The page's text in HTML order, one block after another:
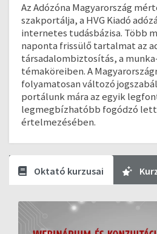
Az Adózóna Magyarország
szakportálja, a HVG Kiadó
internetes tudásbázisa. Több
naponta frissülő tartalmat az
társadalombiztosítás, a
témaköreiben. A
folyamatosan változó
portálunk mára az egyik
legmegbízhatóbb fogódzó lett
értelmezésében.
Oktató kurzusai